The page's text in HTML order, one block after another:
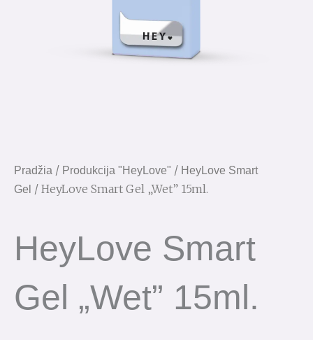
Pradžia / Produkcija "HeyLove" / HeyLove Smart
Gel / HeyLove Smart Gel „Wet” 15ml.
HeyLove Smart
Gel „Wet” 15ml.